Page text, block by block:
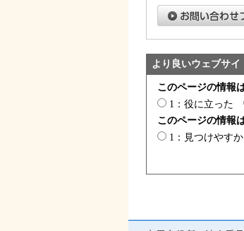
より良いウェブサ
このページの情報
1：役に立った
このページの情報
1：見つけやす